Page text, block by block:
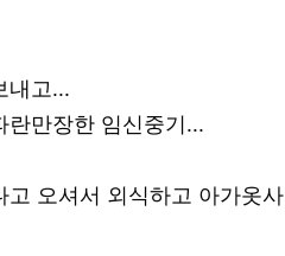
내고...
란만장한 임신중기...
고 오셔서 외식하고 아가옷